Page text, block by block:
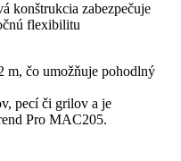
konštrukcia zabezpečuje
flexibilitu
m, čo umožňuje pohodlný
pecí či grilov a je
Pro MAC205.